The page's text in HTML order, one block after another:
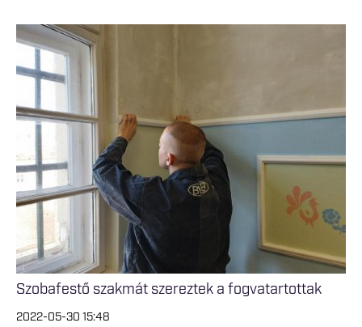
Szobafestő szakmát szereztek a fogvatartottak
2022-05-30 15:48